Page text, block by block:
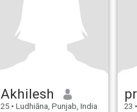
Akhilesh
25 • Ludhiāna, Punjab, India
23 •